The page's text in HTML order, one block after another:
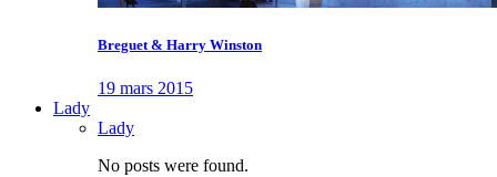
Breguet & Harry Winston
19 mars 2015
Lady
Lady
No posts were found.